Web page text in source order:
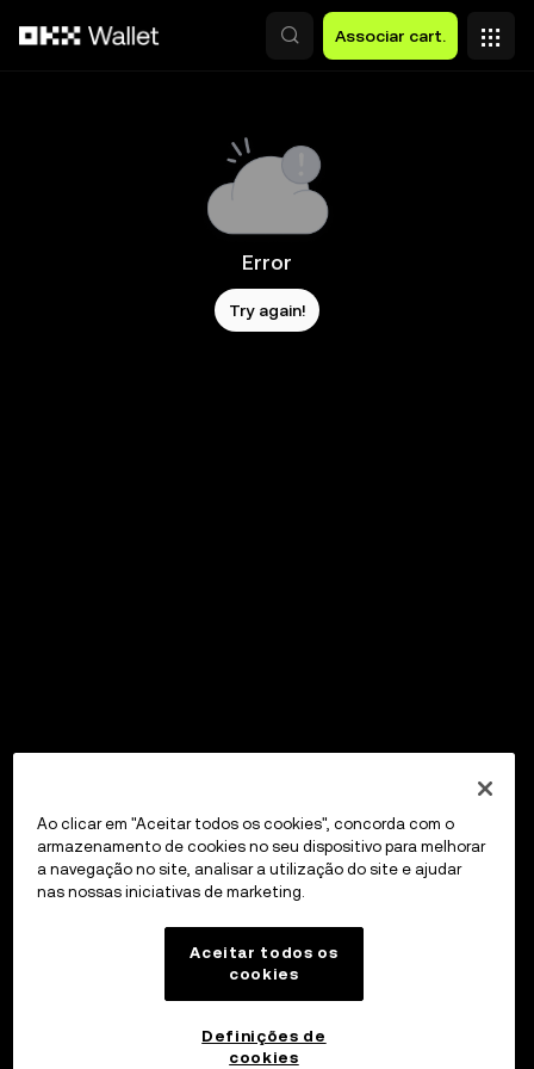
Associar cart.
Error
Try again!
Ao clicar em "Aceitar todos os cookies", concorda com o
armazenamento de cookies no seu dispositivo para melhorar
a navegação no site, analisar a utilização do site e ajudar
nas nossas iniciativas de marketing.
Aceitar todos os
cookies
Definições de
cookies